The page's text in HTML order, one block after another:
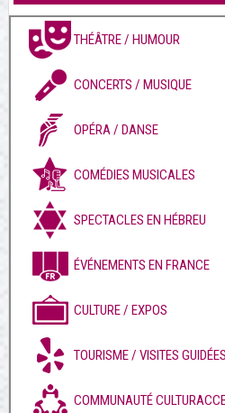
THÉÂTRE / HUMOUR
CONCERTS / MUSIQUE
OPÉRA / DANSE
COMÉDIES MUSICALES
SPECTACLES EN HÉBREU
ÉVÉNEMENTS EN FRANCE
CULTURE / EXPOS
TOURISME / VISITES GUIDÉES
COMMUNAUTÉ